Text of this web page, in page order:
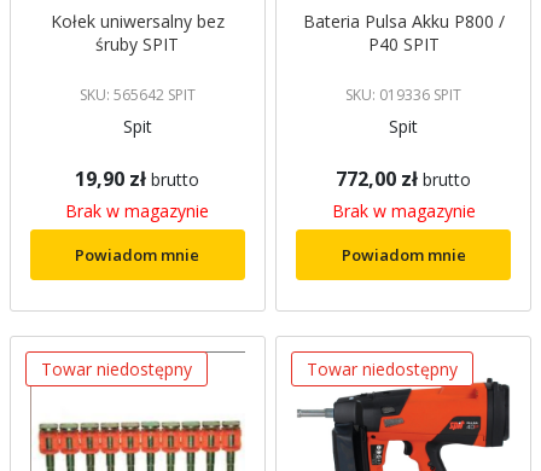
Kołek uniwersalny bez
śruby SPIT
SKU: 565642 SPIT
Spit
19,90 zł brutto
Brak w magazynie
Powiadom mnie
Bateria Pulsa Akku P800 /
P40 SPIT
SKU: 019336 SPIT
Spit
772,00 zł brutto
Brak w magazynie
Powiadom mnie
Towar niedostępny Towar niedostępny